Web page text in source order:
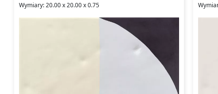
Wymiary: 20.00 x 20.00 x 0.75